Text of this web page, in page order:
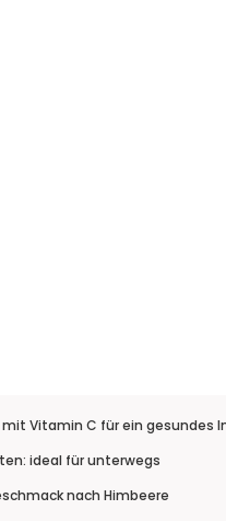
Vitamin C für ein gesundes
ideal für unterwegs
nach Himbeere